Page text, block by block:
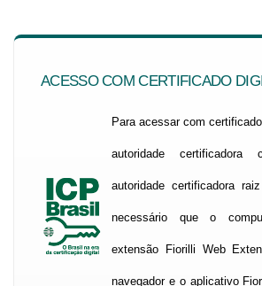
ACESSO COM CERTIFICADO
Para acessar com
autoridade certificadora
autoridade certificadora
necessário que o
extensão Fiorilli Web
navegador e o aplicativo